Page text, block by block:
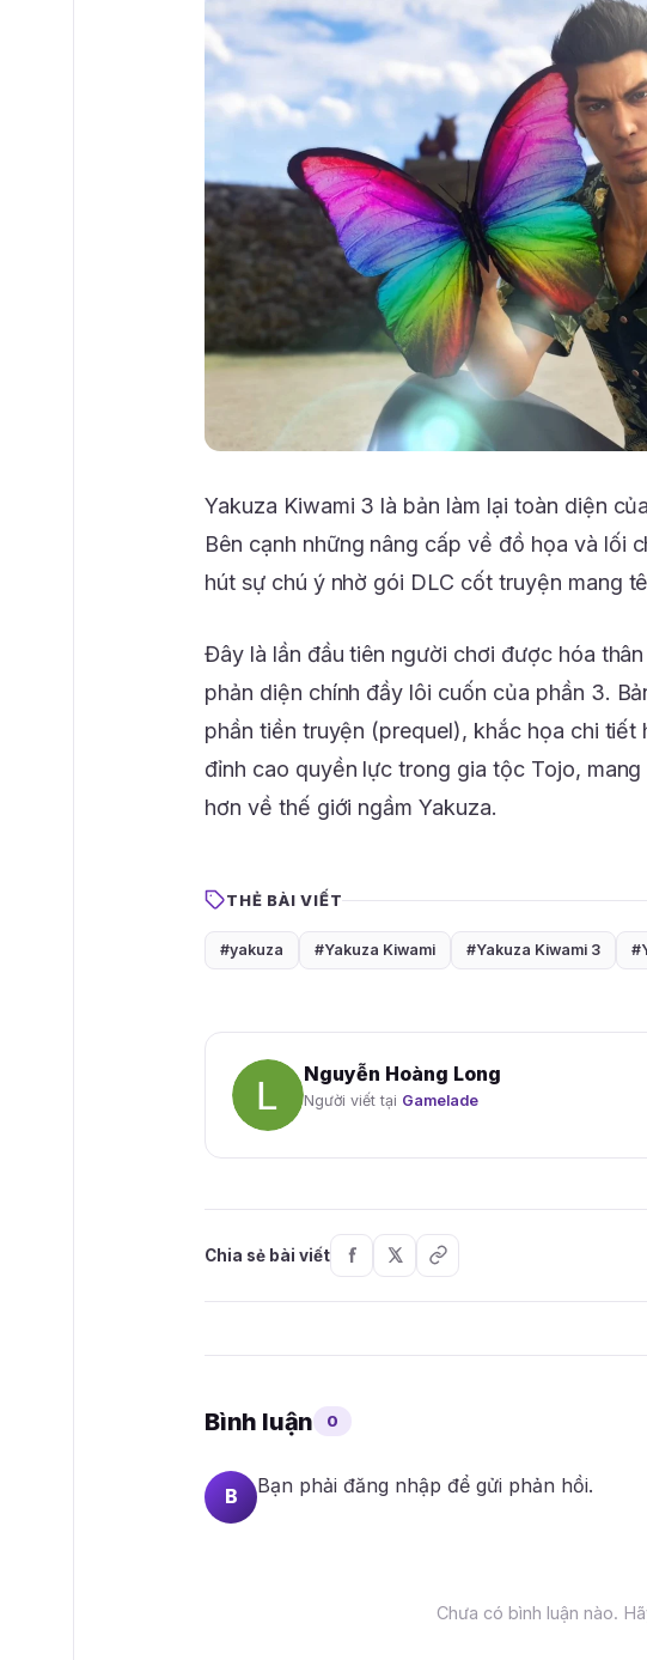
Yakuza Kiwami 3 là bản làm lại toàn diện
Bên cạnh những nâng cấp về đồ họa và lối
hút sự chú ý nhờ gói DLC cốt truyện mang
Đây là lần đầu tiên người chơi được hóa
phản diện chính đầy lôi cuốn của phần 3.
phần tiền truyện (prequel), khắc họa chi tiết
đỉnh cao quyền lực trong gia tộc Tojo,
hơn về thế giới ngầm Yakuza.
THẺ BÀI VIẾT
#yakuza #Yakuza Kiwami #Yakuza Kiwami 3
Nguyễn Hoàng Long
Người viết tại Gamelade
Chia sẻ bài viết
Bình luận 0
B Bạn phải đăng nhập để gửi phản hồi.
Chưa có bình luận nào.